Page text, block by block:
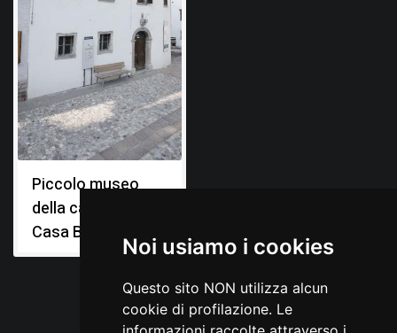
Noi usiamo i cookies
Questo sito NON utilizza alcun
cookie di profilazione. Le
Piccolo museo
della casa carnica,
Casa Bruseschi